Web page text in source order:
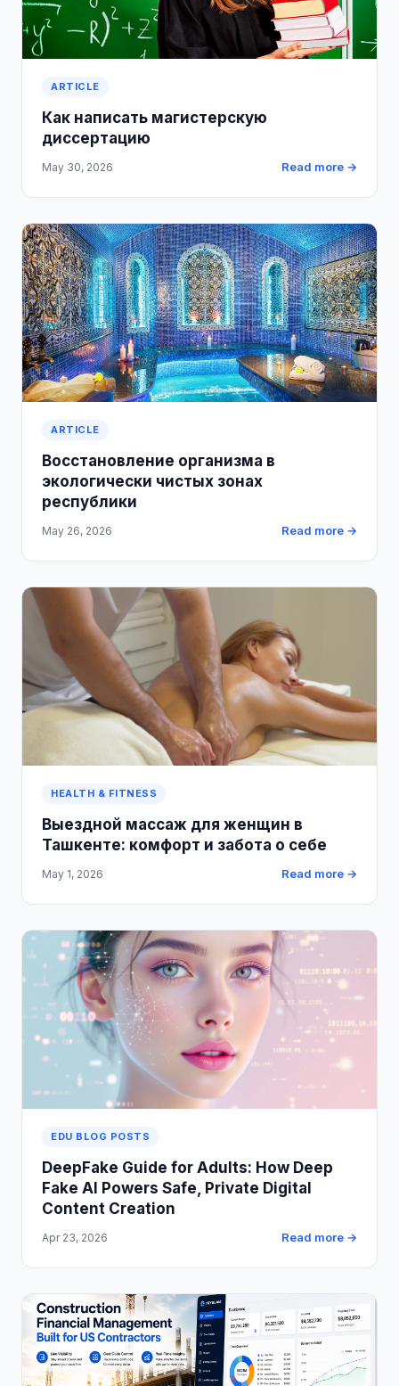
ARTICLE
Как написать магистерскую
диссертацию
May 30, 2026 Read more →
ARTICLE
Восстановление организма в
экологически чистых зонах
республики
May 26, 2026 Read more →
HEALTH & FITNESS
Выездной массаж для женщин в
Ташкенте: комфорт и забота о себе
May 1, 2026 Read more →
EDU BLOG POSTS
DeepFake Guide for Adults: How Deep
Fake AI Powers Safe, Private Digital
Content Creation
Apr 23, 2026 Read more →